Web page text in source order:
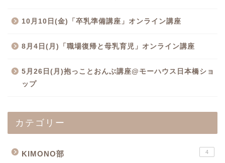
10月10日(金)「卒乳準備講座」オンライン講座
8月4日(月)「職場復帰と母乳育児」オンライン講座
5月26日(月)抱っことおんぶ講座@モーハウス日本橋ショ
ップ
カテゴリー
KIMONO部 4